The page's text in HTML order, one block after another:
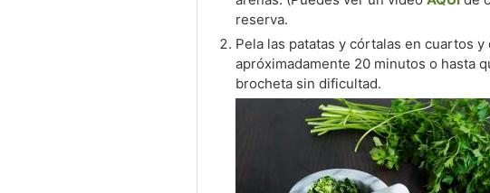
reserva.
Pela las patatas y córtalas en cuartos
apróximadamente 20 minutos o hasta
brocheta sin dificultad.